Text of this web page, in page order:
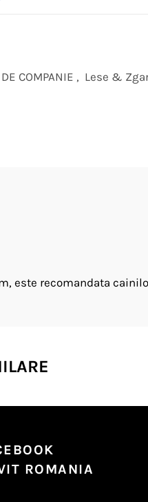
COMPANIE , Lese &
este recomandata
ROMANIA